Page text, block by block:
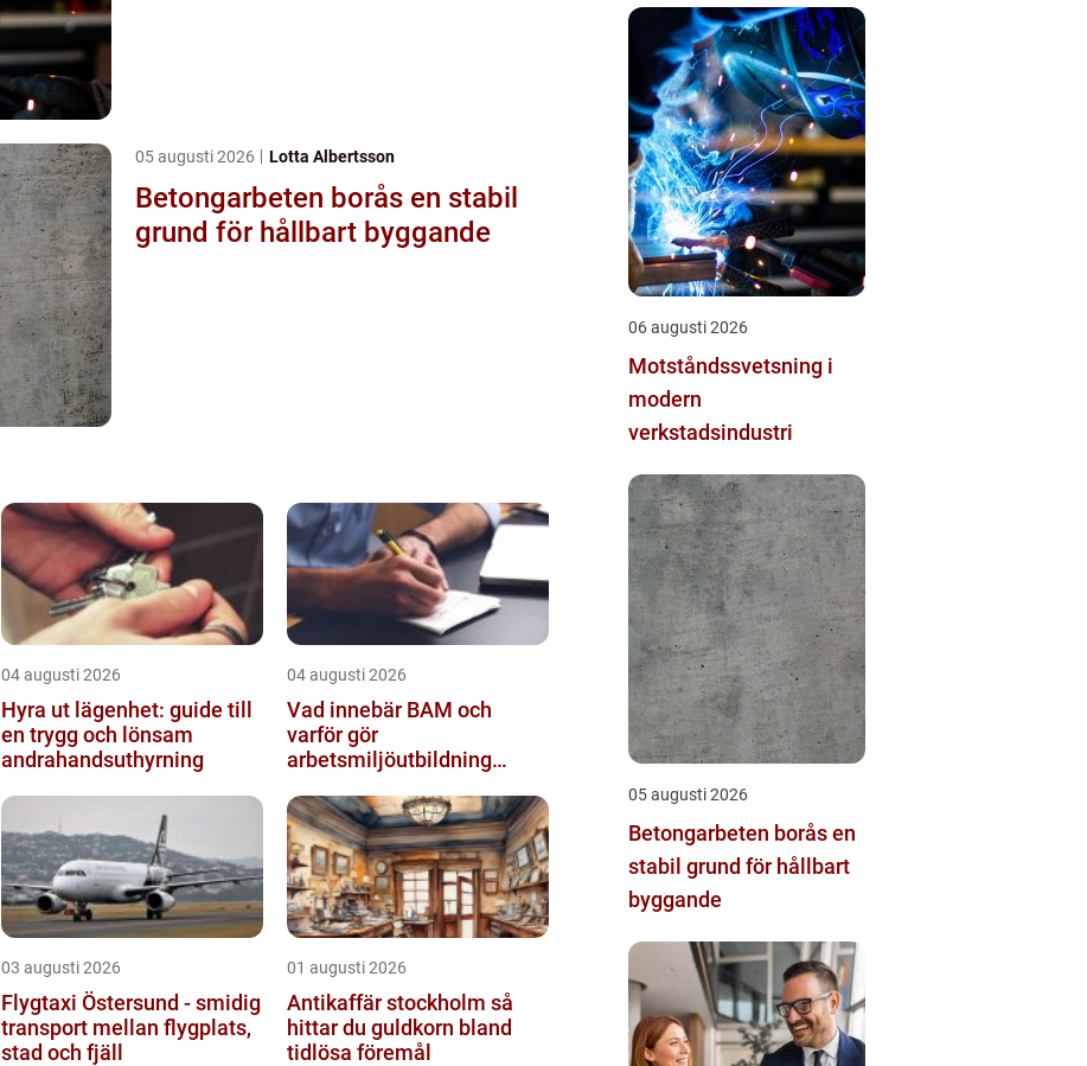
05 augusti 2026 Lotta Albertsson
Betongarbeten borås en stabil
grund för hållbart byggande
04 augusti 2026
Hyra ut lägenhet: guide till
en trygg och lönsam
andrahandsuthyrning
04 augusti 2026
Vad innebär BAM och
varför gör
arbetsmiljöutbildning
03 augusti 2026
Flygtaxi Östersund - smidig
transport mellan flygplats,
stad och fjäll
01 augusti 2026
Antikaffär stockholm så
hittar du guldkorn bland
tidlösa föremål
06 augusti 2026
Motståndssvetsning i
modern
verkstadsindustri
05 augusti 2026
Betongarbeten borås en
stabil grund för hållbart
byggande